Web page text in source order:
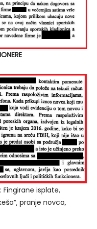
: Fingirane isplate,
pranje novca,